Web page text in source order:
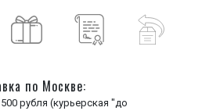
по Москве:
рубля (курьерская "до